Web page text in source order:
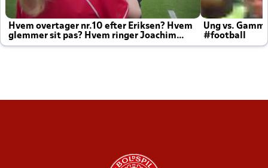
Hvem overtager nr.10 efter Eriksen? Hvem
glemmer sit pas? Hvem ringer Joachim
altid til efter kampe?
Ung vs.
#football